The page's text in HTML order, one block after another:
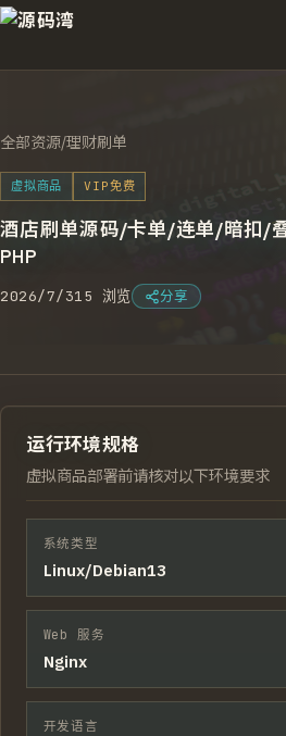
全部资源/理财刷单
虚拟商品 VIP免费
酒店刷单源码/卡单/连单/暗扣/
PHP
2026/7/315 浏览 分享
运行环境规格
虚拟商品部署前请核对以下环境要求
系统类型
Linux/Debian13
Web 服务
Nginx
开发语言